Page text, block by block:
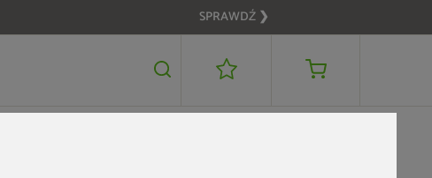
SPRAWDŹ ❯
199 zł DODAJ DO KOSZYKA